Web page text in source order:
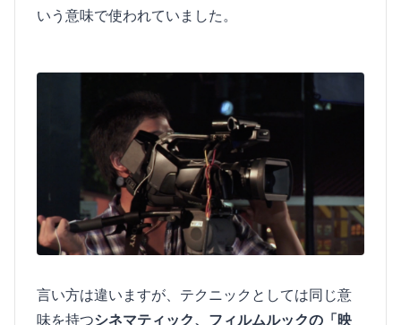
いう意味で使われていました。
言い方は違いますが、テクニックとしては同じ意
味を持つシネマティック、フィルムルックの「映